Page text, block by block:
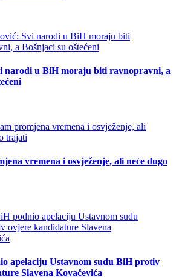
narodi u BiH moraju biti ravnopravni, a
vremena i osvježenje, ali neće dugo
apelaciju Ustavnom sudu BiH protiv
Slavena Kovačevića